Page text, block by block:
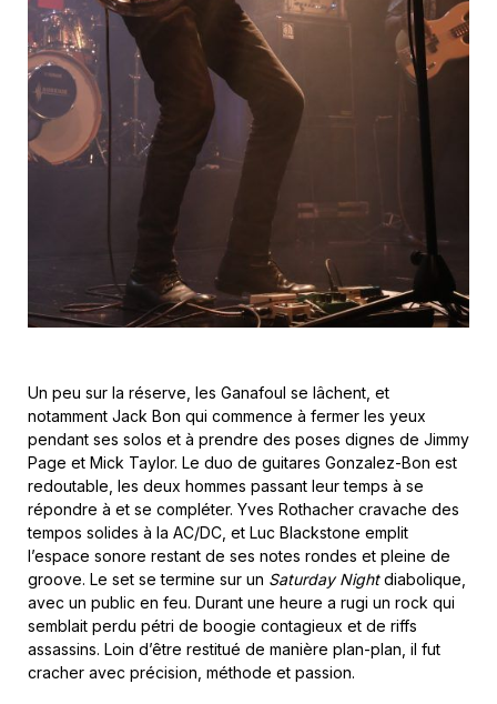
Un peu sur la réserve, les Ganafoul se lâchent, et
notamment Jack Bon qui commence à fermer les yeux
pendant ses solos et à prendre des poses dignes de Jimmy
Page et Mick Taylor. Le duo de guitares Gonzalez-Bon est
redoutable, les deux hommes passant leur temps à se
répondre à et se compléter. Yves Rothacher cravache des
tempos solides à la AC/DC, et Luc Blackstone emplit
l’espace sonore restant de ses notes rondes et pleine de
groove. Le set se termine sur un Saturday Nightdiabolique,
avec un public en feu. Durant une heure a rugi un rock qui
semblait perdu pétri de boogie contagieux et de riffs
assassins. Loin d’être restitué de manière plan-plan, il fut
cracher avec précision, méthode et passion.